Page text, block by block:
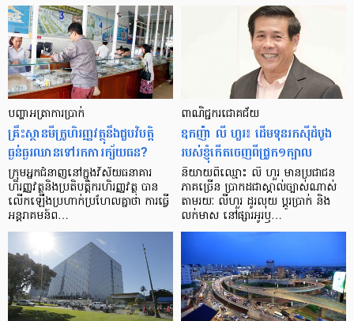
បញ្ហា​អត្រា​ការប្រាក់
គ្រឹះស្ថាន​មីក្រូ​ហិរញ្ញវត្ថុ​នឹង​ជួប​វិបត្តិ​
ធ្ងន់ធ្ងរ​ឈាន​ទៅ​រក​ការ​ក្ស័យធន?
ក្រុម​អ្នក​ជំនាញ​នៅ​ក្នុង​វិស័យ​ធនាគារ
ហិរញ្ញវត្ថុ​និង​ប្រតិបត្តិករ​ហិរញ្ញ​វត្ថុ បាន​​
លើក​ឡើង​ប្រហាក់​ប្រហែល​គ្នា​ថា ការ​ធ្វើ​
អន្តរាគមន៍​ព…
ពាណិជ្ជករជោគជ័យ
ឧកញ៉ា លី ហួរ៖ ដើមទុនរកស៊ីដំបូង
របស់ខ្ញុំកើតចេញពីជ្រូក១ក្បាល
និយាយ​ពី​ឈ្មោះ លី ហួរ មាន​ប្រជាជន​
ភាគ​ច្រើន ប្រាកដ​ជា​ស្គាល់​ច្បាស់​ណាស់
តាមរយៈ លីហួរ ដូរ​លុយ ប្តូរ​បា្រក់ និង​
លក់​មាស នៅ​ផ្សារ​អូរ​ឫ…